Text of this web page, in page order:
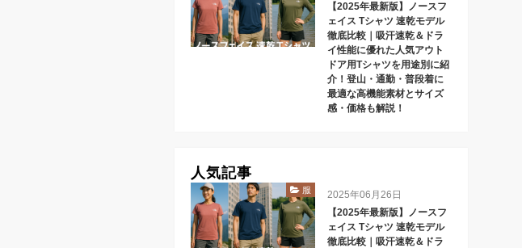
【2025年最新版】ノースフ
ェイス Tシャツ 速乾モデル
徹底比較｜吸汗速乾＆ドラ
イ性能に優れた人気アウト
ドア用Tシャツを用途別に紹
介！登山・通勤・普段着に
最適な高機能素材とサイズ
感・価格も解説！
人気記事
服
2025年06月26日
【2025年最新版】ノースフ
ェイス Tシャツ 速乾モデル
徹底比較｜吸汗速乾＆ドラ